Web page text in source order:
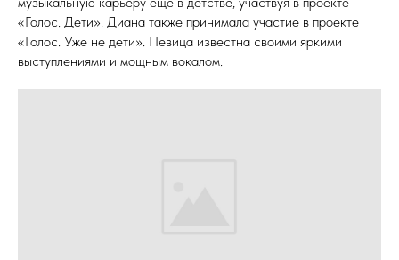
«Голос. Дети». Диана также принимала участие в проекте
«Голос. Уже не дети». Певица известна своими яркими
выступлениями и мощным вокалом.